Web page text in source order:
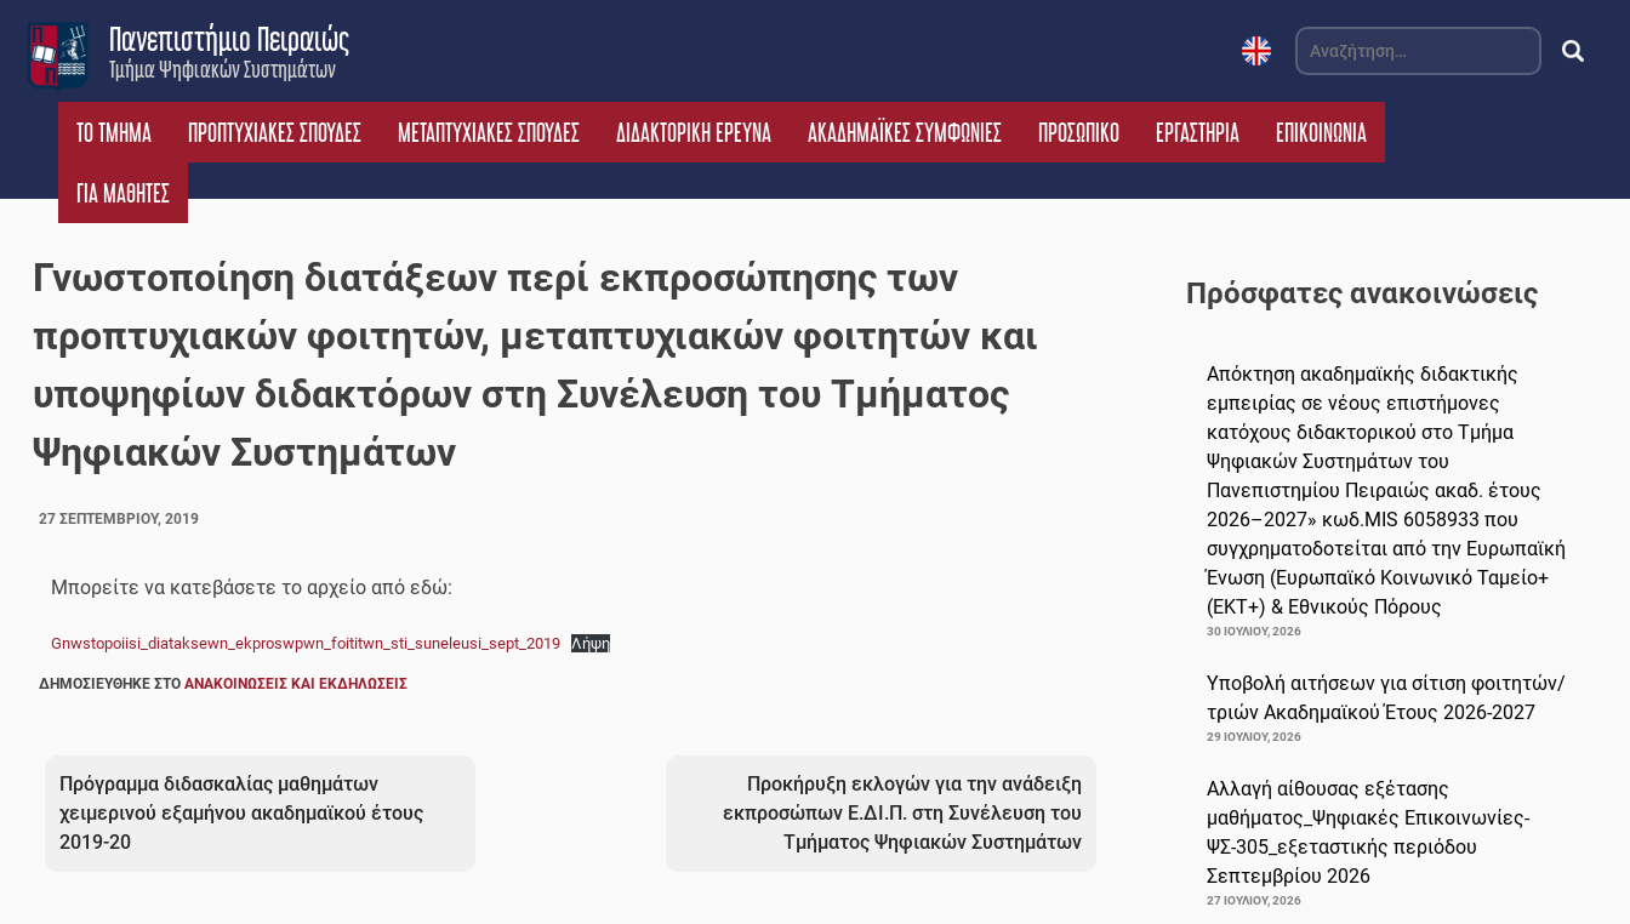
content
Τμήμα Ψηφιακών Συστημάτων
Πανεπιστήμιο Πειραιώς
Αναζήτηση
για:
ΤΟ ΤΜΗΜΑ ΠΡΟΠΤΥΧΙΑΚΕΣ ΣΠΟΥΔΕΣ ΜΕΤΑΠΤΥΧΙΑΚΕΣ ΣΠΟΥΔΕΣ ΔΙΔΑΚΤΟΡΙΚΗ ΕΡΕΥΝΑ ΑΚΑΔΗΜΑΪΚΕΣ ΣΥΜΦΩΝΙΕΣ ΠΡΟΣΩΠΙΚΟ ΕΡΓΑΣΤΗΡΙΑ ΕΠΙΚΟΙΝΩΝΙΑ
ΓΙΑ ΜΑΘΗΤΕΣ
Γνωστοποίηση διατάξεων περί εκπροσώπησης των
προπτυχιακών φοιτητών, μεταπτυχιακών φοιτητών και
υποψηφίων διδακτόρων στη Συνέλευση του Τμήματος
Ψηφιακών Συστημάτων
27 ΣΕΠΤΕΜΒΡΊΟΥ, 2019
Μπορείτε να κατεβάσετε το αρχείο από εδώ:
Gnwstopoiisi_diataksewn_ekproswpwn_foititwn_sti_suneleusi_sept_2019 Λήψη
ΔΗΜΟΣΙΕΎΘΗΚΕ ΣΤΟ ΑΝΑΚΟΙΝΏΣΕΙΣ ΚΑΙ ΕΚΔΗΛΏΣΕΙΣ
άρθρων
Πρόγραμμα διδασκαλίας μαθημάτων
χειμερινού εξαμήνου ακαδημαϊκού έτους
2019-20
Προκήρυξη εκλογών για την ανάδειξη
εκπροσώπων Ε.ΔΙ.Π. στη Συνέλευση του
Τμήματος Ψηφιακών Συστημάτων
Πρόσφατες ανακοινώσεις
Απόκτηση ακαδημαϊκής διδακτικής
εμπειρίας σε νέους επιστήμονες
κατόχους διδακτορικού στο Τμήμα
Ψηφιακών Συστημάτων του
Πανεπιστημίου Πειραιώς ακαδ. έτους
2026–2027» κωδ.MIS 6058933 που
συγχρηματοδοτείται από την Ευρωπαϊκή
Ένωση (Ευρωπαϊκό Κοινωνικό Ταμείο+
(ΕΚΤ+) & Εθνικούς Πόρους
30 ΙΟΥΛΊΟΥ, 2026
Υποβολή αιτήσεων για σίτιση φοιτητών/
τριών Ακαδημαϊκού Έτους 2026-2027
29 ΙΟΥΛΊΟΥ, 2026
Αλλαγή αίθουσας εξέτασης
μαθήματος_Ψηφιακές Επικοινωνίες-
ΨΣ-305_εξεταστικής περιόδου
Σεπτεμβρίου 2026
27 ΙΟΥΛΊΟΥ, 2026